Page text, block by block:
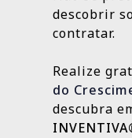
Fazer meu
resultados e
pode crescer.
Outras, como
construção
resultados
do tempo.
Por isso
descobrir
contratar.
Realize
do
descubra